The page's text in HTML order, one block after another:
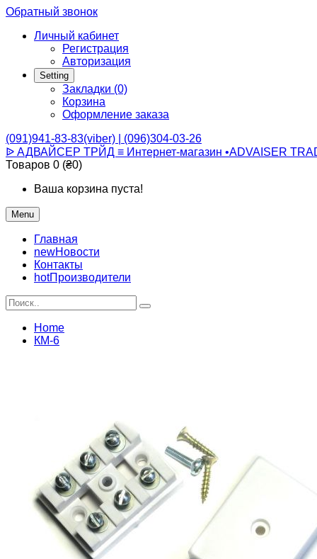
Обратный звонок
Личный кабинет
Регистрация
Авторизация
Setting
Закладки (0)
Корзина
Оформление заказа
(091)941-83-83(viber) | (096)304-03-26
ᐉ АДВАЙСЕР ТРЙД ≡ Интернет-магазин •ADVAISER
Товаров 0 (₴0)
Ваша корзина пуста!
Menu
Главная
newНовости
Контакты
hotПроизводители
Home
КМ-6